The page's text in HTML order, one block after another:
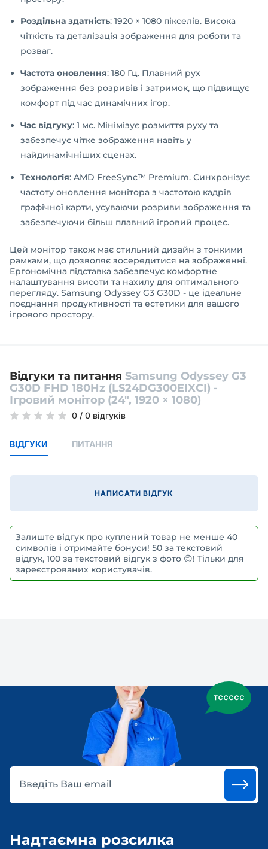
Роздільна здатність: 1920 × 1080 пікселів. Висока
чіткість та деталізація зображення для роботи та
розваг.
Частота оновлення: 180 Гц. Плавний рух
зображення без розривів і затримок, що підвищує
комфорт під час динамічних ігор.
Час відгуку: 1 мс. Мінімізує розмиття руху та
забезпечує чітке зображення навіть у
найдинамічніших сценах.
Технологія: AMD FreeSync™ Premium. Синхронізує
частоту оновлення монітора з частотою кадрів
графічної карти, усуваючи розриви зображення та
забезпечуючи більш плавний ігровий процес.
Цей монітор також має стильний дизайн з тонкими
рамками, що дозволяє зосередитися на зображенні.
Ергономічна підставка забезпечує комфортне
налаштування висоти та нахилу для оптимального
перегляду. Samsung Odyssey G3 G30D - це ідеальне
поєднання продуктивності та естетики для вашого
ігрового простору.
Відгуки та питання Samsung Odyssey G3
G30D FHD 180Hz (LS24DG300EIXCI) -
Ігровий монітор (24″, 1920 × 1080)
0 / 0 відгуків
ВІДГУКИ ПИТАННЯ
НАПИСАТИ ВІДГУК
Залиште відгук про куплений товар не менше 40
символів і отримайте бонуси! 50 за текстовий
відгук, 100 за текстовий відгук з фото 😊! Тільки для
зареєстрованих користувачів.
Введіть Ваш email
Надтаємна розсилка